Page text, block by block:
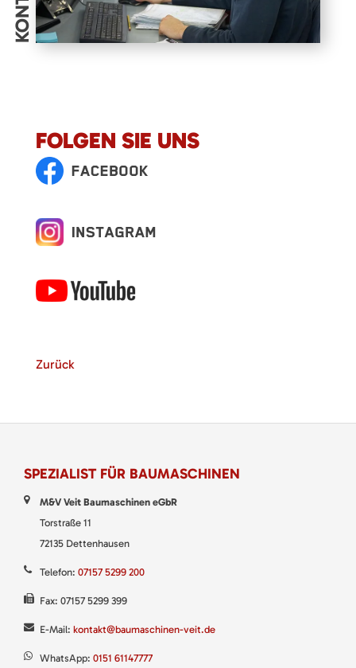
FOLGEN SIE UNS
Zurück
SPEZIALIST FÜR BAUMASCHINEN
M&V Veit Baumaschinen eGbR
Torstraße 11
72135 Dettenhausen
Telefon: 07157 5299 200
Fax: 07157 5299 399
E-Mail: kontakt@baumaschinen-veit.de
WhatsApp: 0151 61147777